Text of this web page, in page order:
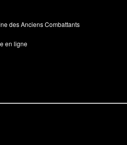
des Anciens Combattants
en ligne